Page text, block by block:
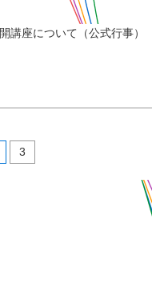
講座について（公式行事）
3